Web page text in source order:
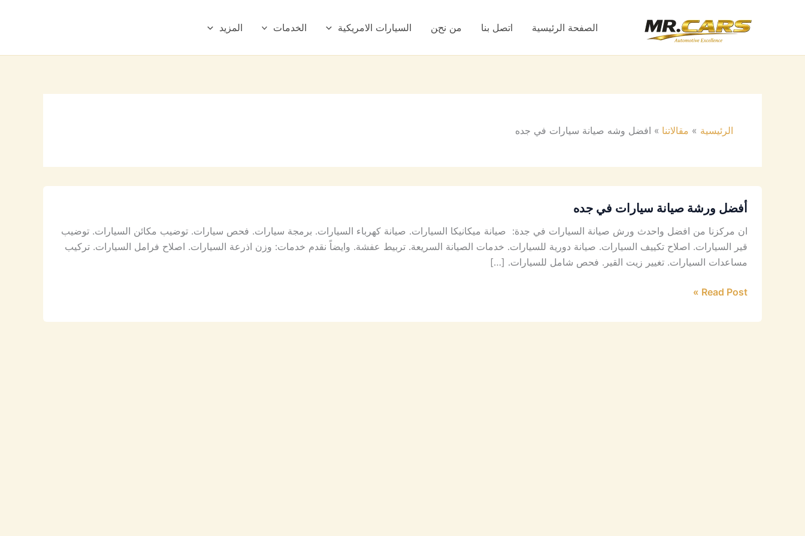
الصفحة الرئيسية اتصل بنا من نحن السيارات الامريكية الخدمات المزيد
الرئيسية مقالاتنا افضل وشه صيانة سيارات في جده
أفضل ورشة صيانة سيارات في جده
ان مركزنا من افضل واحدث ورش صيانة السيارات في جدة: صيانة ميكانيكا السيارات. صيانة كهرباء السيارات. برمجة سيارات. فحص سيارات. توضيب مكائن السيارات. توضيب
قير السيارات. اصلاح تكييف السيارات. صيانة دورية للسيارات. خدمات الصيانة السريعة. تربيط عفشة. وايضاً نقدم خدمات: وزن اذرعة السيارات. اصلاح فرامل السيارات. تركيب
مساعدات السيارات. تغيير زيت القير. فحص شامل للسيارات. […]
Read Post »